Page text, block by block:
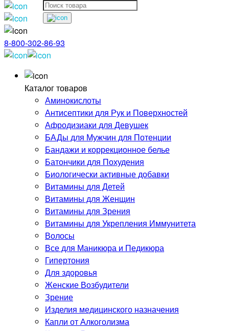
8-800-302-86-93
Каталог товаров
Аминокислоты
Антисептики для Рук и Поверхностей
Афродизиаки для Девушек
БАДы для Мужчин для Потенции
Бандажи и коррекционное белье
Батончики для Похудения
Биологически активные добавки
Витамины для Детей
Витамины для Женщин
Витамины для Зрения
Витамины для Укрепления Иммунитета
Волосы
Все для Маникюра и Педикюра
Гипертония
Для здоровья
Женские Возбудители
Зрение
Изделия медицинского назначения
Капли от Алкоголизма